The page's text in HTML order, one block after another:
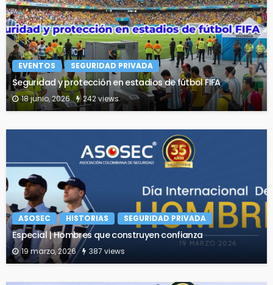
EVENTOS SEGURIDAD PRIVADA
Seguridad y protección en estadios de fútbol FIFA
18 junio, 2026 242 views
ASOSEC HISTORIAS SEGURIDAD PRIVADA
Especial | Hombres que construyen confianza
19 marzo, 2026 387 views